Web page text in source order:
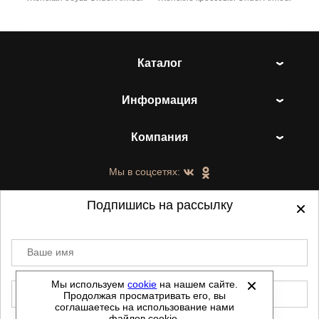
Каталог
Информация
Компания
Мы в соцсетях:
©2021-2026 - ShoesTown.ru - все права
защищены.
Данный сайт не является интернет магазином и
не является публичной офертой.
Мы используемcookie на нашем сайте.
Продолжая просматривать его, вы
соглашаетесь на использование нами
Подпишись на рассылку
Ваше имя